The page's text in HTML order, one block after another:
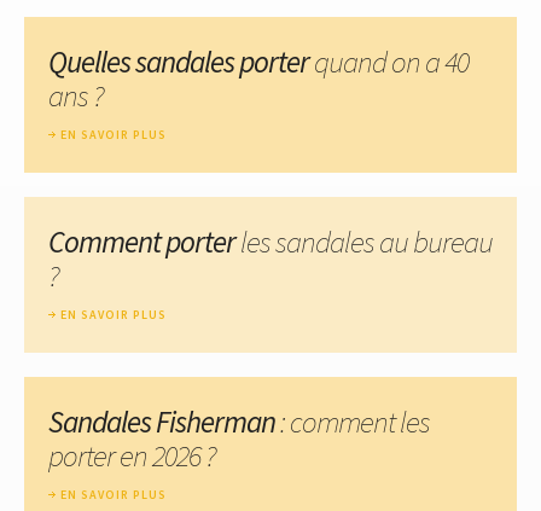
Quelles sandales porterquand on a 40
ans ?
EN SAVOIR PLUS
Comment porterles sandales au bureau
?
EN SAVOIR PLUS
Sandales Fisherman: comment les
porter en 2026 ?
EN SAVOIR PLUS